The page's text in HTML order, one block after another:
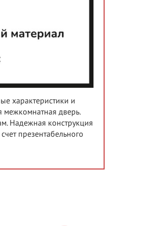
характеристики и
межкомнатная дверь.
Надежная конструкция
презентабельного